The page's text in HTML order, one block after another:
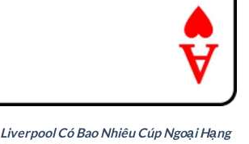
Liverpool Có Bao Nhiêu Cúp Ngoại Hạng